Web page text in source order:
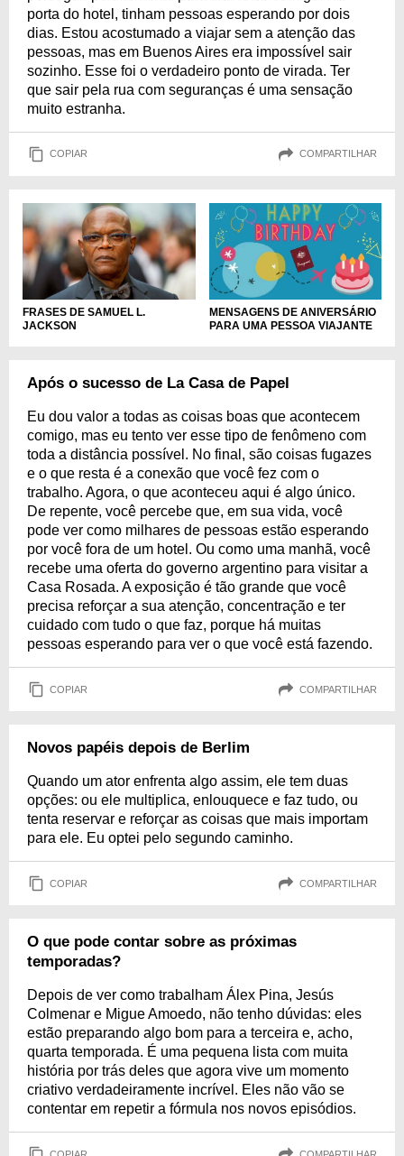
porta do hotel, tinham pessoas esperando por dois
dias. Estou acostumado a viajar sem a atenção das
pessoas, mas em Buenos Aires era impossível sair
sozinho. Esse foi o verdadeiro ponto de virada. Ter
que sair pela rua com seguranças é uma sensação
muito estranha.
COPIAR COMPARTILHAR
FRASES DE SAMUEL L.
JACKSON
MENSAGENS DE ANIVERSÁRIO
PARA UMA PESSOA VIAJANTE
Após o sucesso de La Casa de Papel
Eu dou valor a todas as coisas boas que acontecem
comigo, mas eu tento ver esse tipo de fenômeno com
toda a distância possível. No final, são coisas fugazes
e o que resta é a conexão que você fez com o
trabalho. Agora, o que aconteceu aqui é algo único.
De repente, você percebe que, em sua vida, você
pode ver como milhares de pessoas estão esperando
por você fora de um hotel. Ou como uma manhã, você
recebe uma oferta do governo argentino para visitar a
Casa Rosada. A exposição é tão grande que você
precisa reforçar a sua atenção, concentração e ter
cuidado com tudo o que faz, porque há muitas
pessoas esperando para ver o que você está fazendo.
COPIAR COMPARTILHAR
Novos papéis depois de Berlim
Quando um ator enfrenta algo assim, ele tem duas
opções: ou ele multiplica, enlouquece e faz tudo, ou
tenta reservar e reforçar as coisas que mais importam
para ele. Eu optei pelo segundo caminho.
COPIAR COMPARTILHAR
O que pode contar sobre as próximas
temporadas?
Depois de ver como trabalham Álex Pina, Jesús
Colmenar e Migue Amoedo, não tenho dúvidas: eles
estão preparando algo bom para a terceira e, acho,
quarta temporada. É uma pequena lista com muita
história por trás deles que agora vive um momento
criativo verdadeiramente incrível. Eles não vão se
contentar em repetir a fórmula nos novos episódios.